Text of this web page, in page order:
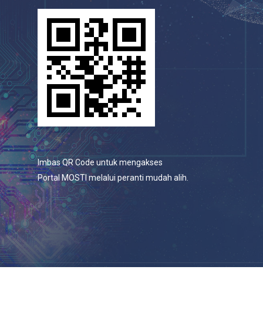
Imbas QR Code untuk mengakses
Portal MOSTI melalui peranti mudah alih.